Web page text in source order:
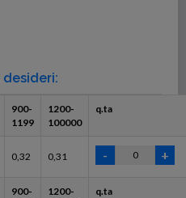
900-
1199
1200-
100000
q.ta
0,32 0,31
900-
1200-
q.ta